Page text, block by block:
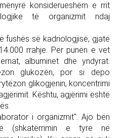
konsiderueshëm e rrit
të organizmit ndaj
fushës së kadriologjisë, gjatë
rrahje. Për punën e vet
albuminet dhe yndyrat.
glukozën, por si depo
glikogjenin, koncentrimi
Kështu, agjërimi është
i organizmit". Ajo bën
(shkatërrimin e tyre në